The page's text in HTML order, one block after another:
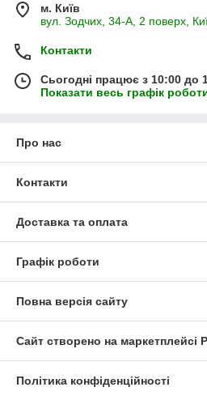
м. Київ
вул. Зодчих, 34-А, 2 поверх,
Контакти
Сьогодні працює з 10:00 до
Показати весь графік
Про нас
Контакти
Доставка та оплата
Графік роботи
Повна версія сайту
Сайт створено на маркетплейсі
Політика конфіденційності